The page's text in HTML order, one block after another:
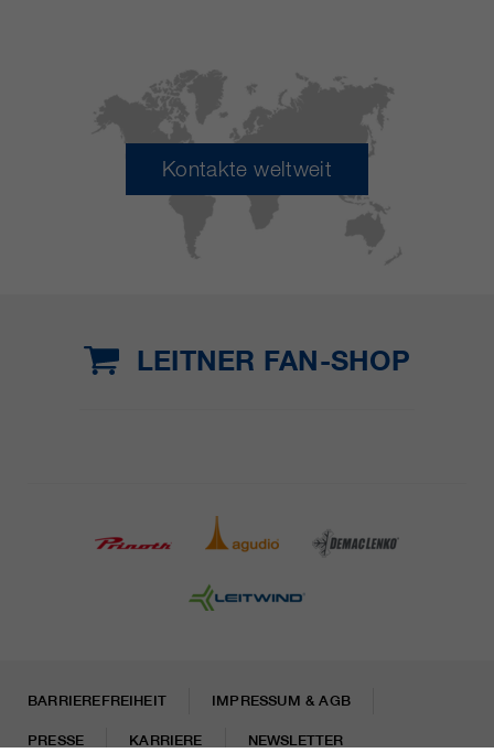
Kontakte weltweit
LEITNER FAN-SHOP
BARRIEREFREIHEIT IMPRESSUM & AGB
PRESSE KARRIERE NEWSLETTER